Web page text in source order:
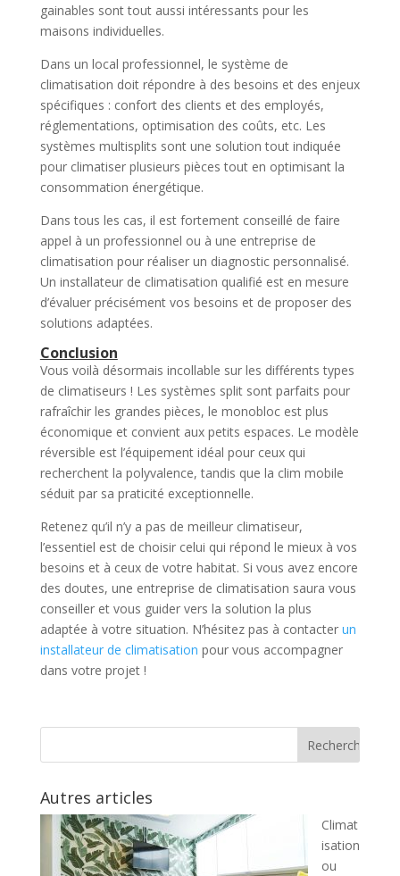
gainables sont tout aussi intéressants pour les
maisons individuelles.
Dans un local professionnel, le système de
climatisation doit répondre à des besoins et des enjeux
spécifiques : confort des clients et des employés,
réglementations, optimisation des coûts, etc. Les
systèmes multisplits sont une solution tout indiquée
pour climatiser plusieurs pièces tout en optimisant la
consommation énergétique.
Dans tous les cas, il est fortement conseillé de faire
appel à un professionnel ou à une entreprise de
climatisation pour réaliser un diagnostic personnalisé.
Un installateur de climatisation qualifié est en mesure
d’évaluer précisément vos besoins et de proposer des
solutions adaptées.
Conclusion
Vous voilà désormais incollable sur les différents types
de climatiseurs ! Les systèmes split sont parfaits pour
rafraîchir les grandes pièces, le monobloc est plus
économique et convient aux petits espaces. Le modèle
réversible est l’équipement idéal pour ceux qui
recherchent la polyvalence, tandis que la clim mobile
séduit par sa praticité exceptionnelle.
Retenez qu’il n’y a pas de meilleur climatiseur,
l’essentiel est de choisir celui qui répond le mieux à vos
besoins et à ceux de votre habitat. Si vous avez encore
des doutes, une entreprise de climatisation saura vous
conseiller et vous guider vers la solution la plus
adaptée à votre situation. N’hésitez pas à contacter un
installateur de climatisation pour vous accompagner
dans votre projet !
Autres articles
Climat
isation
ou